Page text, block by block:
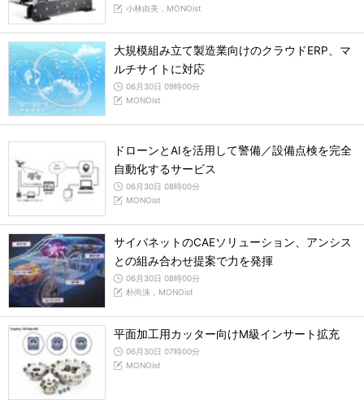
小林由美，MONOist
大規模組み立て製造業向けのクラウドERP、マ
ルチサイトに対応
06月30日 09時00分
MONOist
ドローンとAIを活用して警備／設備点検を完全
自動化するサービス
06月30日 08時00分
MONOist
サイバネットのCAEソリューション、アンシス
との組み合わせ提案で力を発揮
06月30日 08時00分
朴尚洙，MONOist
平面加工用カッター向けM級インサート拡充
06月30日 07時00分
MONOist